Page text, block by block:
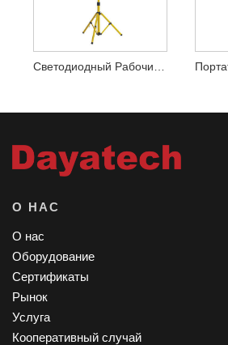
О НАС
О нас
Оборудование
Сертификаты
Рынок
Услуга
Кооперативный случай